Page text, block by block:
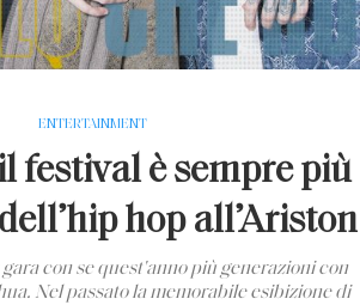
ENTERTAINMENT
festival è sempre più
hop all’Ariston
con se quest'anno più generazioni con
Nel passato la memorabile esibizione di